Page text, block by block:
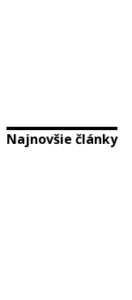
Najnovšie články